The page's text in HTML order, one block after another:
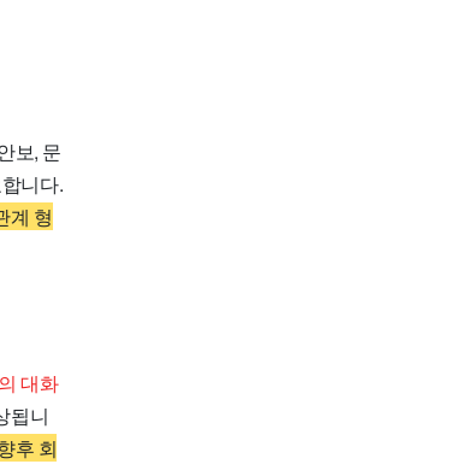
보, 문
니다.
계 형
대화
됩니
후 회